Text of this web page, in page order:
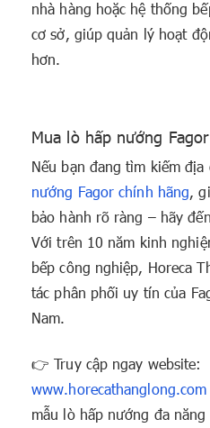
nhà hàng hoặc hệ thống
cơ sở, giúp quản lý hoạt
hơn.
Mua lò hấp nướng
Nếu bạn đang tìm kiếm
nướng Fagor chính hãng,
bảo hành rõ ràng – hãy
Với trên 10 năm kinh
bếp công nghiệp, Horeca
tác phân phối uy tín của
Nam.
👉 Truy cập ngay website:
www.horecathanglong.com
mẫu lò hấp nướng đa